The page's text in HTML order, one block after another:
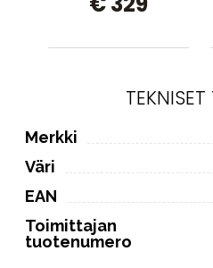
Merkki
Väri
EAN
Toimittajan
tuotenumero